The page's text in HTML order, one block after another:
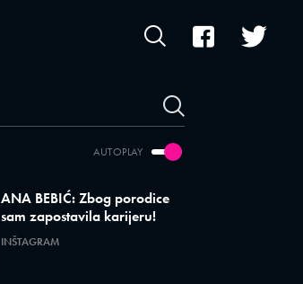
AUTOPLAY
ANA BEBIĆ: Zbog porodice
sam zapostavila karijeru!
INŠTAGRAM